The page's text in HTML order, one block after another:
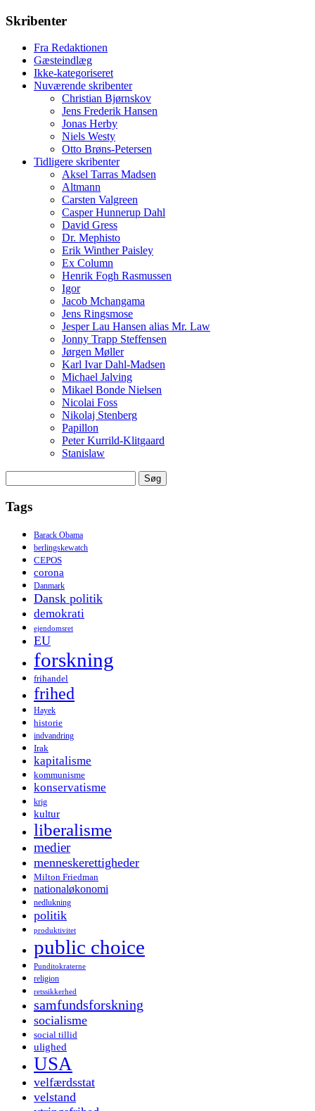
Skribenter
Fra Redaktionen
Gæsteindlæg
Ikke-kategoriseret
Nuværende skribenter
Christian Bjørnskov
Jens Frederik Hansen
Jonas Herby
Niels Westy
Otto Brøns-Petersen
Tidligere skribenter
Aksel Tarras Madsen
Altmann
Carsten Valgreen
Casper Hunnerup Dahl
David Gress
Dr. Mephisto
Erik Winther Paisley
Ex Column
Henrik Fogh Rasmussen
Igor
Jacob Mchangama
Jens Ringsmose
Jesper Lau Hansen alias Mr. Law
Jonny Trapp Steffensen
Jørgen Møller
Karl Ivar Dahl-Madsen
Michael Jalving
Mikael Bonde Nielsen
Nicolai Foss
Nikolaj Stenberg
Papillon
Peter Kurrild-Klitgaard
Stanislaw
efter:
Tags
Barack Obama
berlingskewatch
CEPOS
corona
Danmark
Dansk politik
demokrati
ejendomsret
EU
forskning
frihandel
frihed
Hayek
historie
indvandring
Irak
kapitalisme
kommunisme
konservatisme
krig
kultur
liberalisme
medier
menneskerettigheder
Milton Friedman
nationaløkonomi
nedlukning
politik
produktivitet
public choice
Punditokraterne
religion
retssikkerhed
samfundsforskning
socialisme
social tillid
ulighed
USA
velfærdsstat
velstand